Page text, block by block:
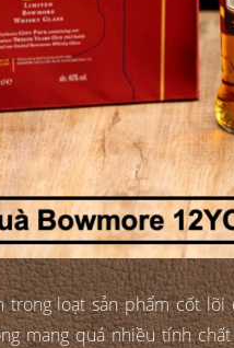
loạt sản phẩm cốt lõi
mang quá nhiều tính